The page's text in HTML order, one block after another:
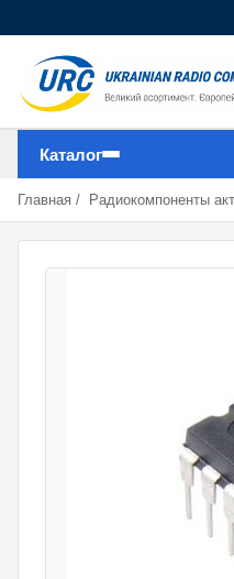
Каталог
Главная / Радиокомпоненты